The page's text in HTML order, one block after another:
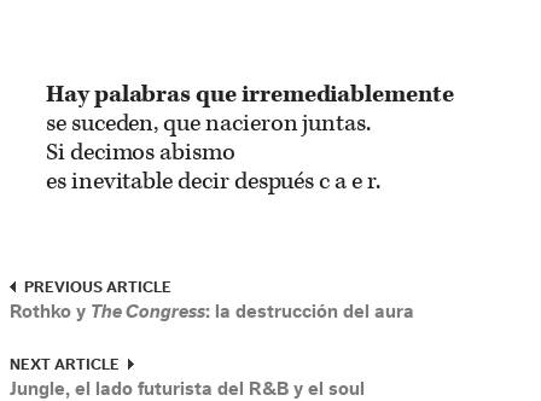
Hay palabras que irremediablemente
se suceden, que nacieron juntas.
Si decimos abismo
es inevitable decir después c a e r.
PREVIOUS ARTICLE
Rothko y The Congress: la destrucción del aura
NEXT ARTICLE
Jungle, el lado futurista del R&B y el soul